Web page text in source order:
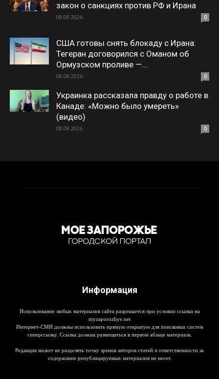
закон о санкциях против РФ и Ирана
08.08.2026 0
США готовы снять блокаду с Ирана:
Тегеран договорился с Оманом об
Ормузском проливе —...
08.08.2026 0
Украинка рассказала правду о работе в
Канаде: «Можно было умереть»
(видео)
08.08.2026 0
Информация
Использование любых материалов сайта разрешается при условии ссылки на
myzaporozhye.net
Интернет-СМИ должны использовать прямую открытую для поисковых систем
гиперссылку. Ссылка должна размещаться в первом абзаце материала.
Редакция может не разделять точку зрения авторов статей и ответственности за
содержание републицируемых материалов не несет.